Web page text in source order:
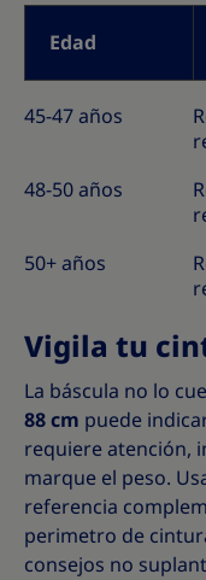
Edad
45-47 años
48-50 años
50+ años
Vigila tu
La báscula no lo
88 cm puede
requiere atención,
marque el peso.
referencia
perimetro de
consejos no